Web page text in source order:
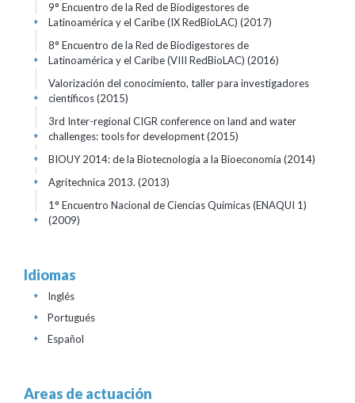
9° Encuentro de la Red de Biodigestores de
Latinoamérica y el Caribe (IX RedBioLAC) (2017)
+
8° Encuentro de la Red de Biodigestores de
Latinoamérica y el Caribe (VIII RedBioLAC) (2016)
+
Valorización del conocimiento, taller para investigadores
científicos(2015)
+
3rd Inter-regional CIGR conference on land and water
challenges: tools for development(2015)
+
BIOUY 2014: de la Biotecnología a la Bioeconomía (2014)
+
Agritechnica 2013. (2013)
+
1° Encuentro Nacional de Ciencias Químicas (ENAQUI 1)
(2009)
+
Idiomas
Inglés
+
Portugués
+
Español
+
Areas de actuación